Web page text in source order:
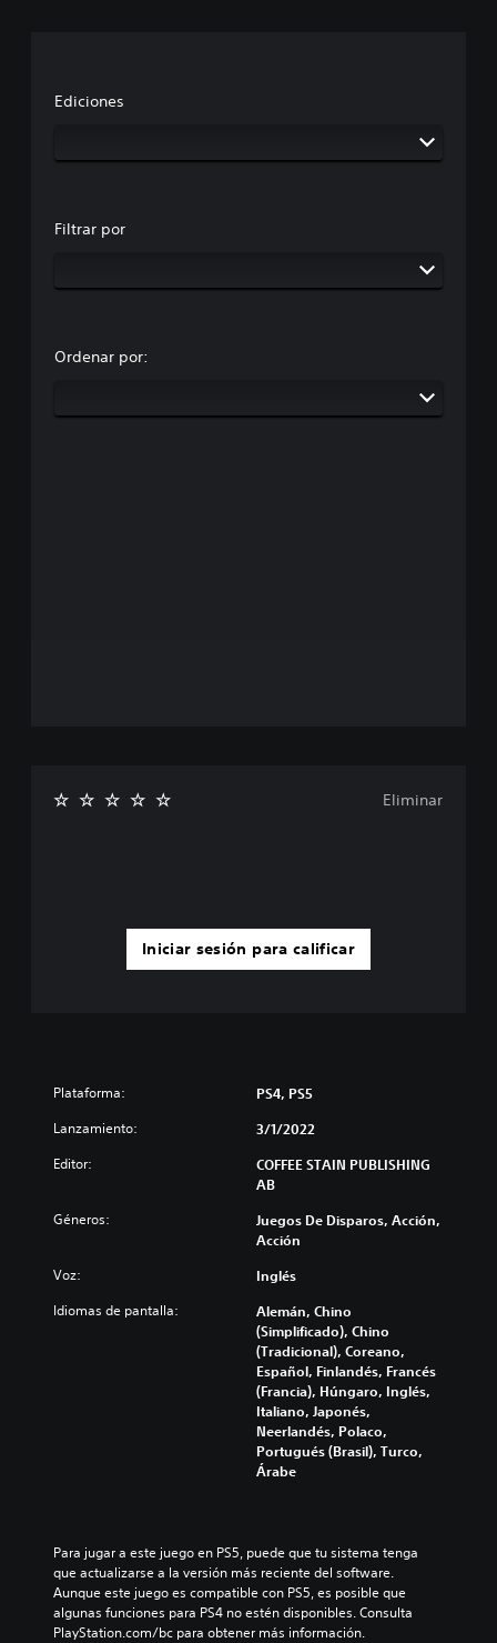
Ediciones
Filtrar por
Ordenar por:
Iniciar sesión para calificar
Eliminar
Plataforma: PS4, PS5
Lanzamiento: 3/1/2022
Editor:
COFFEE STAIN PUBLISHING
AB
Géneros:
Juegos De Disparos, Acción,
Acción
Voz: Inglés
Idiomas de pantalla:
Alemán, Chino
(Simplificado), Chino
(Tradicional), Coreano,
Español, Finlandés, Francés
(Francia), Húngaro, Inglés,
Italiano, Japonés,
Neerlandés, Polaco,
Portugués (Brasil), Turco,
Árabe
Para jugar a este juego en PS5, puede que tu sistema tenga
que actualizarse a la versión más reciente del software.
Aunque este juego es compatible con PS5, es posible que
algunas funciones para PS4 no estén disponibles. Consulta
PlayStation.com/bc para obtener más información.